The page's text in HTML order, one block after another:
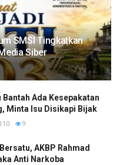
SMSI Tingkatkan
Siber
Ada Kesepakatan
Minta Isu Disikapi Bijak
9
AKBP Rahmad
Anti Narkoba